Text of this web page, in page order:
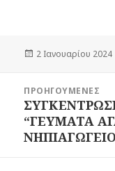
Δημοσιεύτηκε
2 Ιανουαρίου 2024
άρθρωνΠΡΟΗΓΟΎΜΕΝΕΣ
Προηγούμενο
άρθρο:
“ΓΕΥΜΑΤΑ